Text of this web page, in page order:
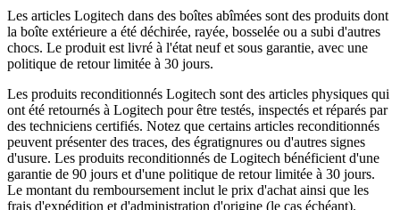
Les articles Logitech dans des boîtes abîmées sont des produits dont
la boîte extérieure a été déchirée, rayée, bosselée ou a subi d'autres
chocs. Le produit est livré à l'état neuf et sous garantie, avec une
politique de retour limitée à 30 jours.
Les produits reconditionnés Logitech sont des articles physiques qui
ont été retournés à Logitech pour être testés, inspectés et réparés par
des techniciens certifiés. Notez que certains articles reconditionnés
peuvent présenter des traces, des égratignures ou d'autres signes
d'usure. Les produits reconditionnés de Logitech bénéficient d'une
garantie de 90 jours et d'une politique de retour limitée à 30 jours.
Le montant du remboursement inclut le prix d'achat ainsi que les
frais d'expédition et d'administration d'origine (le cas échéant).